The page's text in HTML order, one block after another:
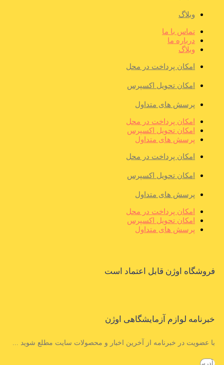
وبلاگ
تماس با ما
درباره ما
وبلاگ
امکان پرداخت در محل
امکان تحویل اکسپرس
پرسش های متداول
امکان پرداخت در محل
امکان تحویل اکسپرس
پرسش های متداول
امکان پرداخت در محل
امکان تحویل اکسپرس
پرسش های متداول
امکان پرداخت در محل
امکان تحویل اکسپرس
پرسش های متداول
فروشگاه اوژن قابل اعتماد است
خبرنامه لوازم آزمایشگاهی اوژن
با عضویت در خبرنامه از آخرین اخبار و محصولات سایت مطلع شوید ...